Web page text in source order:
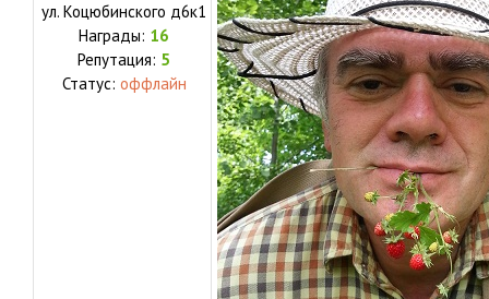
ул. Коцюбинского д6к1
Награды: 16
Репутация: 5
Статус: оффлайн